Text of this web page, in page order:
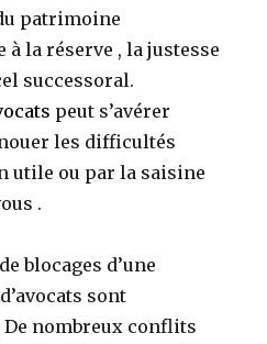
patrimoine
à la réserve , la justesse
successoral.
peut s’avérer
les difficultés
utile ou par la saisine
.
blocages d’une
sont
nombreux conflits